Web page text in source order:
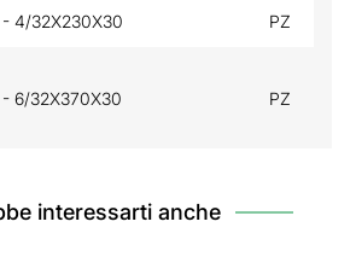
- 4/32X230X30
PZ
- 6/32X370X30
PZ
interessarti anche